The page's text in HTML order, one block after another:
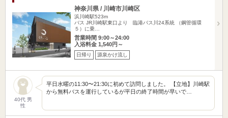
神奈川県 / 川崎市川崎区
浜川崎駅523m
バス JR川崎駅東口より 臨港バス川24系統 （鋼管循環
５）に乗…
営業時間 9:00～24:00
入浴料金 1,540円～
日帰り 源泉かけ流し
40代 男
性
平日水曜の11:30〜21:30に初めて訪問しました。 【立地】川崎駅
から無料バスを運行しているが平日の終了時間が早いで…